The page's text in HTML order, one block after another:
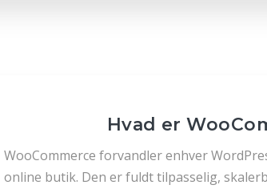
Hvad er
WooCommerce forvandler enhver
online butik. Den er fuldt tilpasselig,